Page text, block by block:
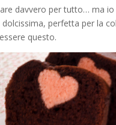
davvero per tutto… ma
perfetta per la
questo.